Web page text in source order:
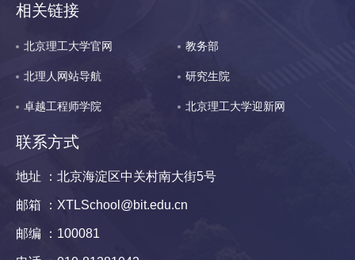
相关链接
北京理工大学官网 教务部
北理人网站导航 研究生院
卓越工程师学院 北京理工大学迎新网
联系方式
地址 ：北京海淀区中关村南大街5号
邮箱 ：XTLSchool@bit.edu.cn
邮编 ：100081